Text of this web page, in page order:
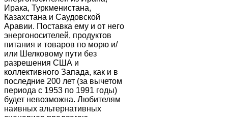
Ирака, Туркменистана,
Казахстана и Саудовской
Аравии. Поставка ему и от него
энергоносителей, продуктов
питания и товаров по морю и/
или Шелковому пути без
разрешения США и
коллективного Запада, как и в
последние 200 лет (за вычетом
периода с 1953 по 1991 годы)
будет невозможна. Любителям
наивных альтернативных